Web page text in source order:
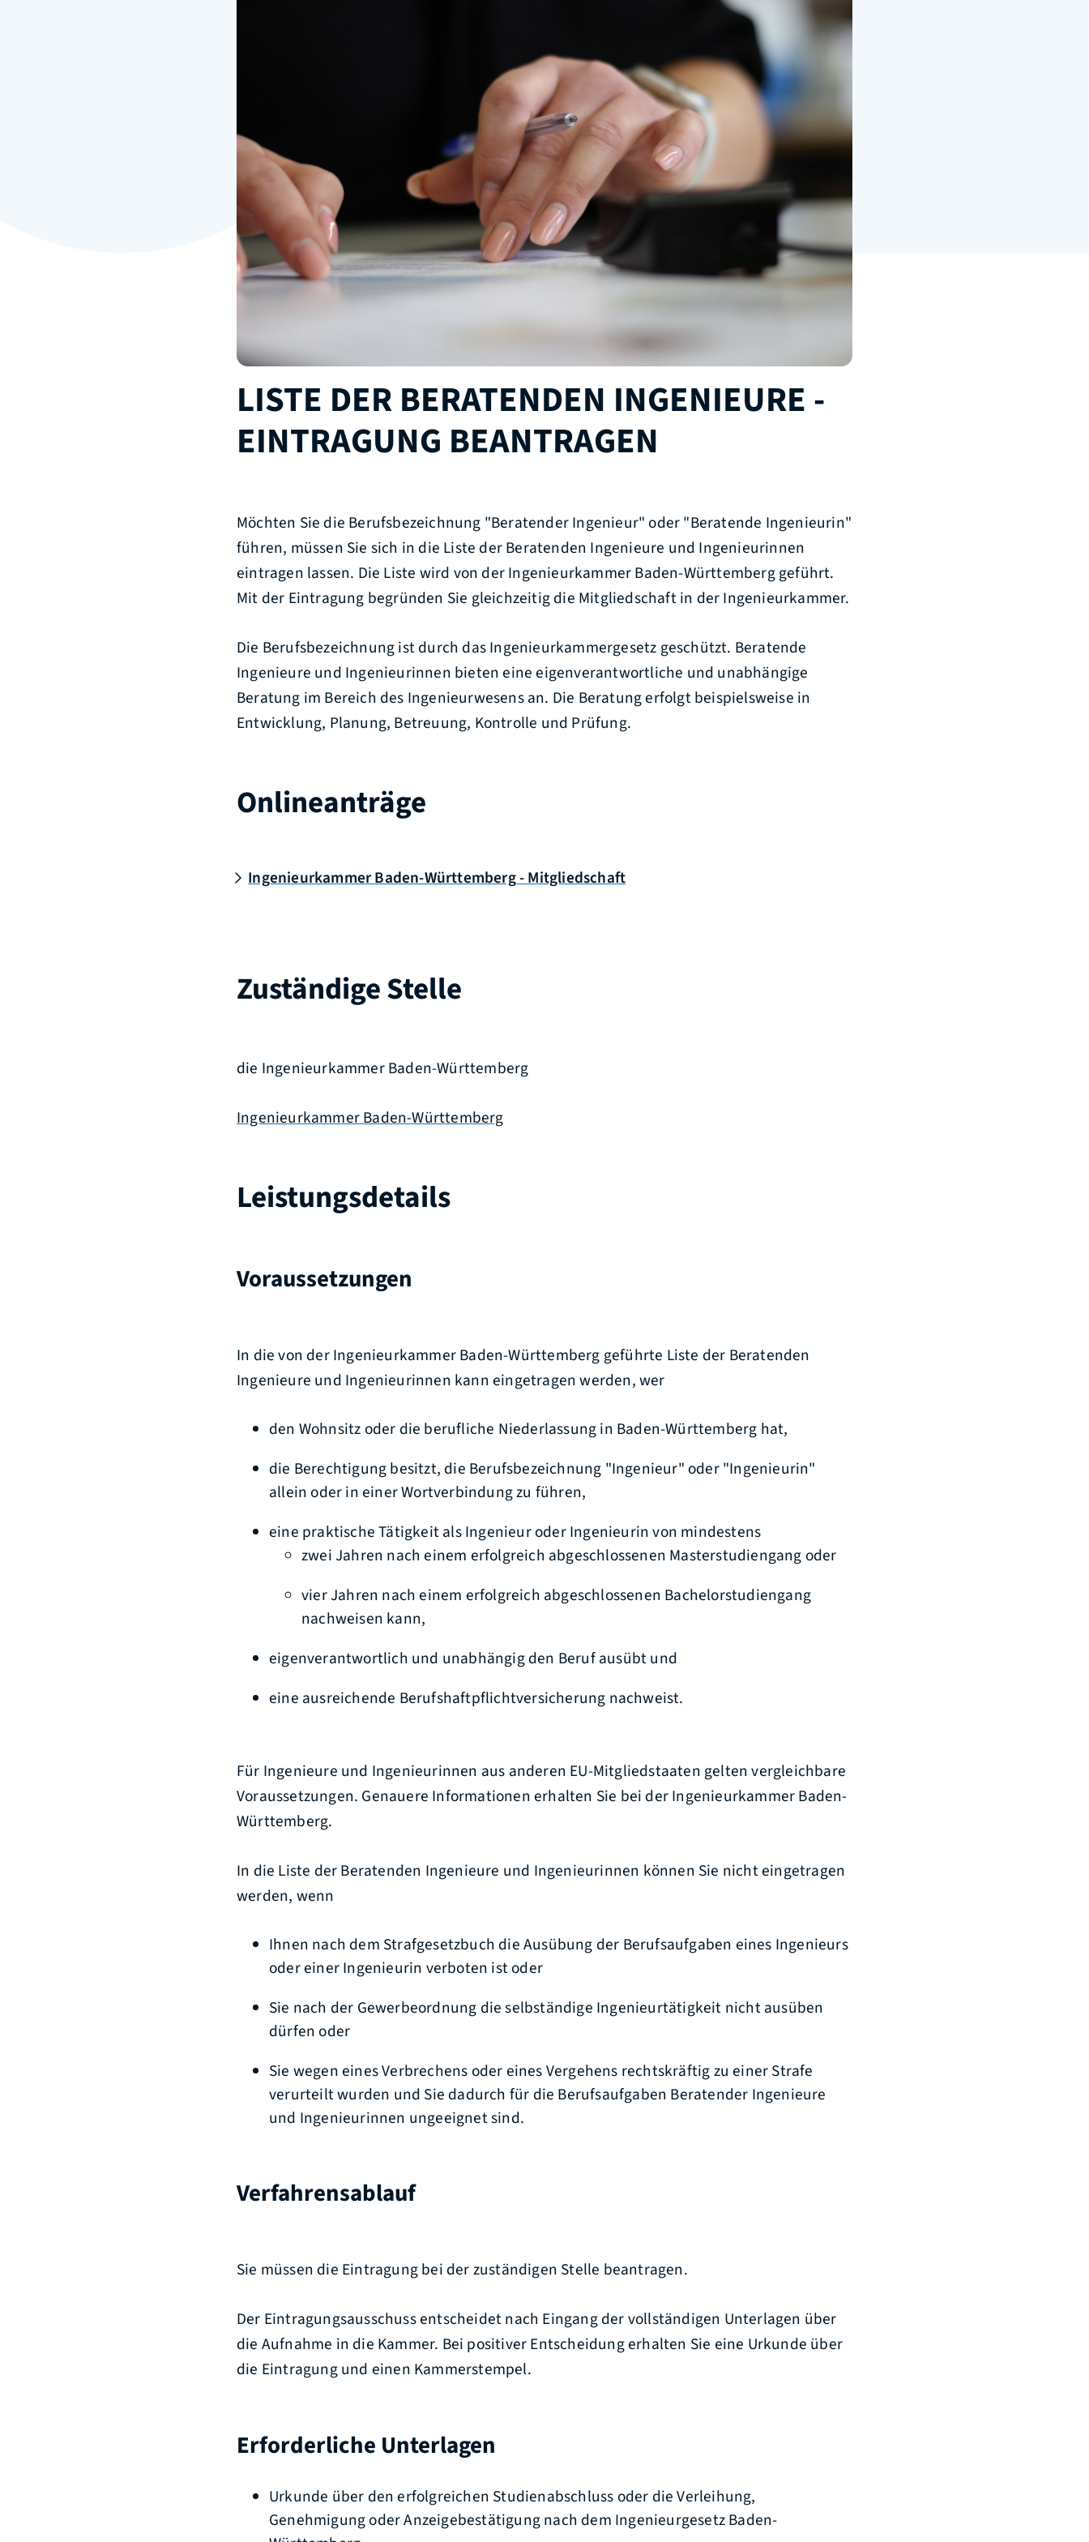
LISTE DER BERATENDEN INGENIEURE -
EINTRAGUNG BEANTRAGEN
Möchten Sie die Berufsbezeichnung "Beratender Ingenieur" oder "Beratende Ingenieurin"
führen, müssen Sie sich in die Liste der Beratenden Ingenieure und Ingenieurinnen
eintragen lassen. Die Liste wird von der Ingenieurkammer Baden-Württemberg geführt.
Mit der Eintragung begründen Sie gleichzeitig die Mitgliedschaft in der Ingenieurkammer.
Die Berufsbezeichnung ist durch das Ingenieurkammergesetz geschützt. Beratende
Ingenieure und Ingenieurinnen bieten eine eigenverantwortliche und unabhängige
Beratung im Bereich des Ingenieurwesens an. Die Beratung erfolgt beispielsweise in
Entwicklung, Planung, Betreuung, Kontrolle und Prüfung.
Onlineanträge
Ingenieurkammer Baden-Württemberg - Mitgliedschaft
Zuständige Stelle
die Ingenieurkammer Baden-Württemberg
Ingenieurkammer Baden-Württemberg
Leistungsdetails
Voraussetzungen
In die von der Ingenieurkammer Baden-Württemberg geführte Liste der Beratenden
Ingenieure und Ingenieurinnen kann eingetragen werden, wer
den Wohnsitz oder die berufliche Niederlassung in Baden-Württemberg hat,
die Berechtigung besitzt, die Berufsbezeichnung "Ingenieur" oder "Ingenieurin"
allein oder in einer Wortverbindung zu führen,
eine praktische Tätigkeit als Ingenieur oder Ingenieurin von mindestens
zwei Jahren nach einem erfolgreich abgeschlossenen Masterstudiengang oder
vier Jahren nach einem erfolgreich abgeschlossenen Bachelorstudiengang
nachweisen kann,
eigenverantwortlich und unabhängig den Beruf ausübt und
eine ausreichende Berufshaftpflichtversicherung nachweist.
Für Ingenieure und Ingenieurinnen aus anderen EU-Mitgliedstaaten gelten vergleichbare
Voraussetzungen. Genauere Informationen erhalten Sie bei der Ingenieurkammer Baden-
Württemberg.
In die Liste der Beratenden Ingenieure und Ingenieurinnen können Sie nicht eingetragen
werden, wenn
Ihnen nach dem Strafgesetzbuch die Ausübung der Berufsaufgaben eines Ingenieurs
oder einer Ingenieurin verboten ist oder
Sie nach der Gewerbeordnung die selbständige Ingenieurtätigkeit nicht ausüben
dürfen oder
Sie wegen eines Verbrechens oder eines Vergehens rechtskräftig zu einer Strafe
verurteilt wurden und Sie dadurch für die Berufsaufgaben Beratender Ingenieure
und Ingenieurinnen ungeeignet sind.
Verfahrensablauf
Sie müssen die Eintragung bei der zuständigen Stelle beantragen.
Der Eintragungsausschuss entscheidet nach Eingang der vollständigen Unterlagen über
die Aufnahme in die Kammer. Bei positiver Entscheidung erhalten Sie eine Urkunde über
die Eintragung und einen Kammerstempel.
Erforderliche Unterlagen
Urkunde über den erfolgreichen Studienabschluss oder die Verleihung,
Genehmigung oder Anzeigebestätigung nach dem Ingenieurgesetz Baden-